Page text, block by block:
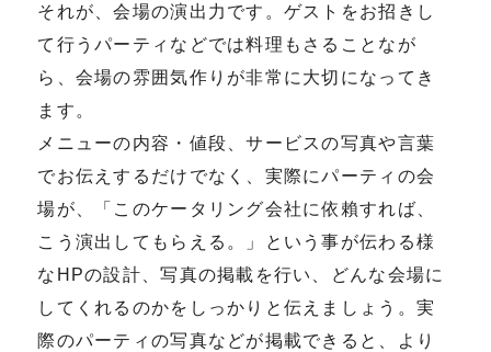
それが、会場の演出力です。ゲストをお招きし
て行うパーティなどでは料理もさることなが
ら、会場の雰囲気作りが非常に大切になってき
ます。
メニューの内容・値段、サービスの写真や言葉
でお伝えするだけでなく、実際にパーティの会
場が、「このケータリング会社に依賴すれば、
こう演出してもらえる。」という事が伝わる様
なHPの設計、写真の掲載を行い、どんな会場に
してくれるのかをしっかりと伝えましょう。実
際のパーティの写真などが掲載できると、より